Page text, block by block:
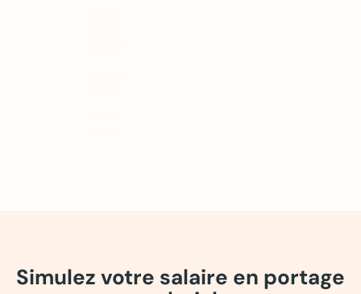
Simulez votre salaire en portage